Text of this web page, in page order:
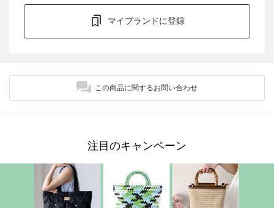
マイブランドに登録
この商品に関するお問い合わせ
注目のキャンペーン